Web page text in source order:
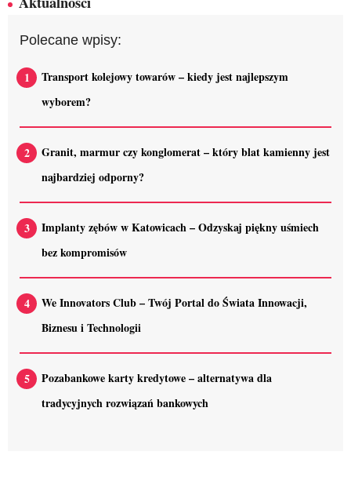
Polecane wpisy:
Transport kolejowy towarów – kiedy jest najlepszym
wyborem?
Granit, marmur czy konglomerat – który blat kamienny jest
najbardziej odporny?
Implanty zębów w Katowicach – Odzyskaj piękny uśmiech
bez kompromisów
We Innovators Club – Twój Portal do Świata Innowacji,
Biznesu i Technologii
Pozabankowe karty kredytowe – alternatywa dla
tradycyjnych rozwiązań bankowych